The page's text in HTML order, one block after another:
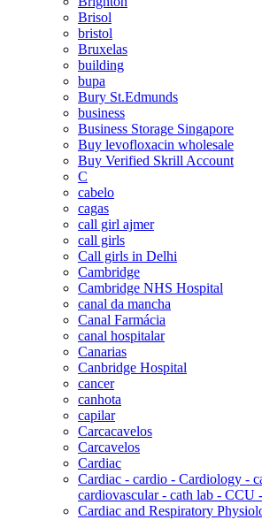
Brisol
bristol
Bruxelas
building
bupa
Bury St.Edmunds
business
Business Storage Singapore
Buy levofloxacin wholesale
Buy Verified Skrill Account
C
cabelo
cagas
call girl ajmer
call girls
Call girls in Delhi
Cambridge
Cambridge NHS Hospital
canal da mancha
Canal Farmácia
canal hospitalar
Canarias
Canbridge Hospital
cancer
canhota
capilar
Carcacavelos
Carcavelos
Cardiac
Cardiac - cardio - Cardiology -
cardiovascular - cath lab - CCU
Cardiac and Respiratory